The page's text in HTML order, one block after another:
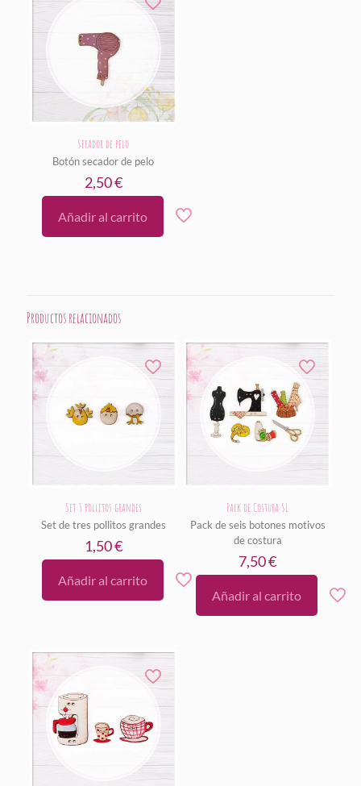
Secador de pelo
Botón secador de pelo
2,50€
Añadir al carrito
Productos relacionados
Set 3 pollitos grandes
Set de tres pollitos grandes
1,50€
Añadir al carrito
Pack de Costura SL
Pack de seis botones motivos
de costura
7,50€
Añadir al carrito